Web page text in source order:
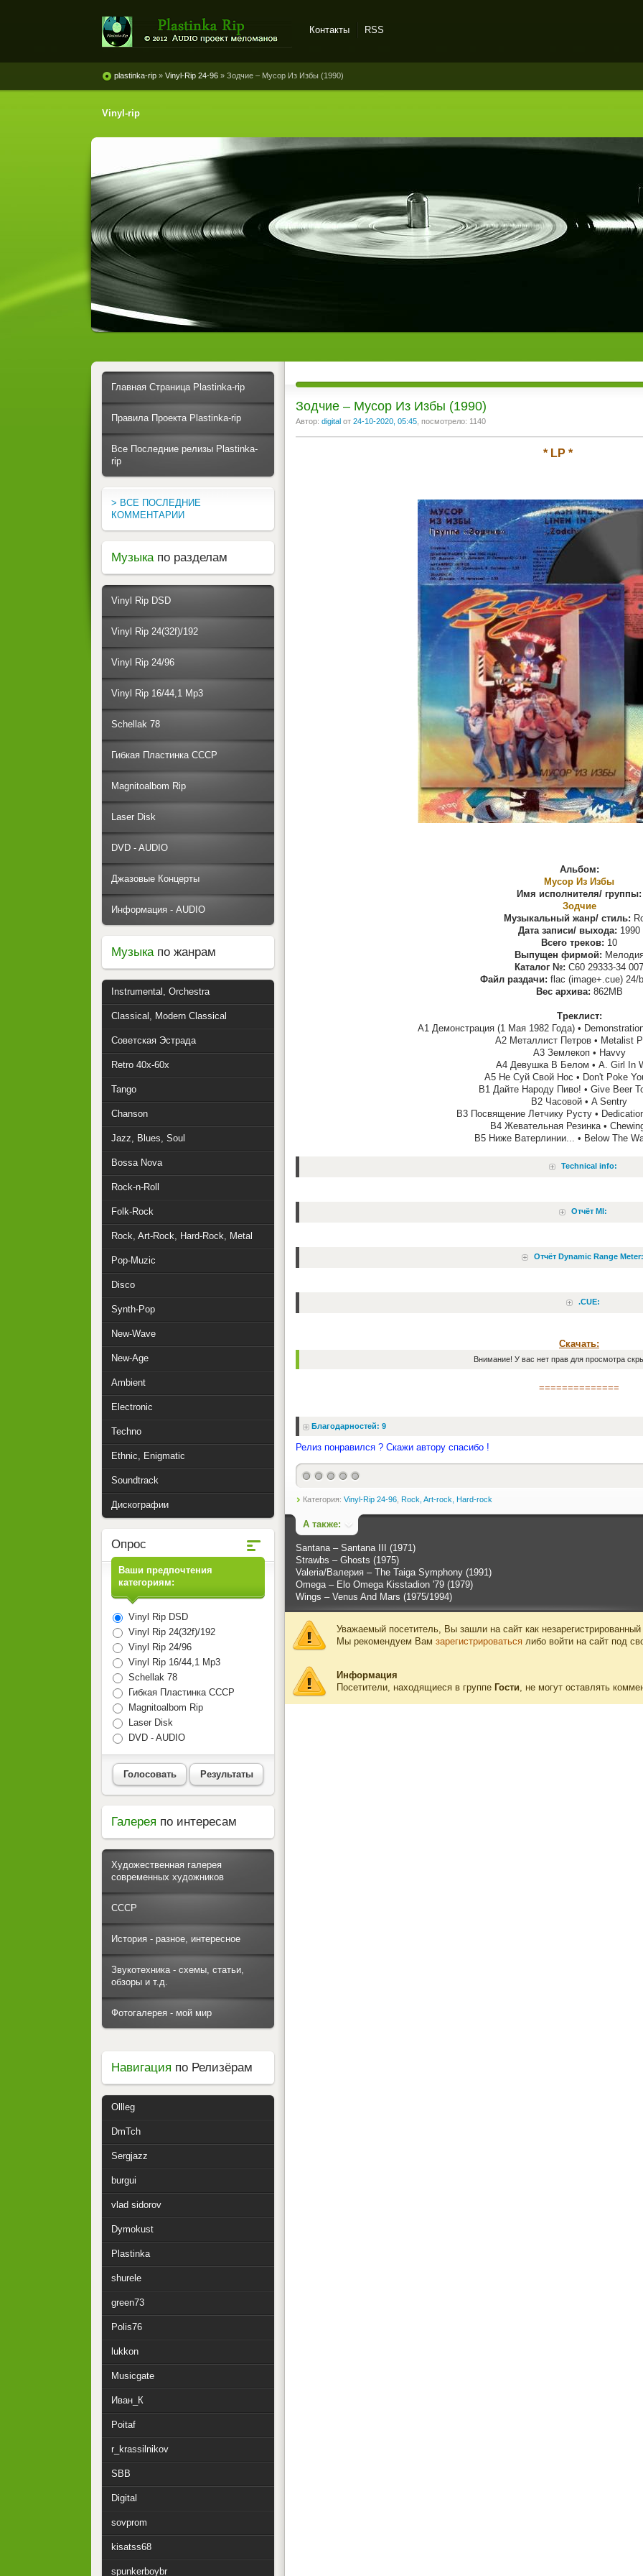
винила и магнитоальбомов
Контакты RSS
plastinka-rip » Vinyl-Rip 24-96 » Зодчие – Мусор Из Избы (1990)
Vinyl-rip
Зодчие – Мусор Из Избы (1990)
Автор: digital от 24-10-2020, 05:45 , посмотрело: 1140
* LP *
Альбом:
Мусор Из Избы
Имя исполнителя/ группы:
Зодчие
Музыкальный жанр/ стиль:
Дата записи/ выхода: 1990
Всего треков: 10
Выпущен фирмой:
Каталог №: С60 29333-34 007
Файл раздачи: flac (image+.cue) 24/
Вес архива: 862MB
Треклист:
A1 Демонстрация (1 Мая 1982 Года) •
A2 Металлист Петров • Metalist
A3 Землекоп • Havvy
A4 Девушка В Белом • A. Girl In
A5 Не Суй Свой Нос • Don't Poke
B1 Дайте Народу Пиво! • Give Beer
B2 Часовой • A Sentry
B3 Посвящение Летчику Русту •
B4 Жевательная Резинка •
B5 Ниже Ватерлинии... • Below The
Technical info:
Отчёт MI:
Отчёт Dynamic Range Meter:
.CUE:
Скачать:
Внимание! У вас нет прав для просмотра
==============
Благодарностей: 9
Релиз понравился ? Скажи автору спасибо !
Категория: Vinyl-Rip 24-96 Rock, Art-rock, Hard-rock
А также:
Santana – Santana III (1971)
Strawbs – Ghosts (1975)
Valeria/Валерия – The Taiga Symphony (1991)
Omega – Elo Omega Kisstadion '79 (1979)
Wings – Venus And Mars (1975/1994)
Уважаемый посетитель, Вы зашли на сайт как
Мы рекомендуем Вам зарегистрироваться либо войти на сайт под
Информация
Посетители, находящиеся в группе Гости, не могут оставлять
Главная Страница Plastinka-rip
Правила Проекта Plastinka-rip
Все Последние релизы Plastinka-
rip
> ВСЕ ПОСЛЕДНИЕ
КОММЕНТАРИИ
Музыка по разделам
Vinyl Rip DSD
Vinyl Rip 24(32f)/192
Vinyl Rip 24/96
Vinyl Rip 16/44,1 Mp3
Schellak 78
Гибкая Пластинка СССР
Magnitoalbom Rip
Laser Disk
DVD - AUDIO
Джазовые Концерты
Информация - AUDIO
Музыкапо жанрам
Instrumental, Orchestra
Classical, Modern Classical
Советская Эстрада
Retro 40x-60x
Tango
Chanson
Jazz, Blues, Soul
Bossa Nova
Rock-n-Roll
Folk-Rock
Rock, Art-Rock, Hard-Rock, Metal
Pop-Muzic
Disco
Synth-Pop
New-Wave
New-Age
Ambient
Electronic
Techno
Ethnic, Enigmatic
Soundtrack
Дискографии
Опрос
Ваши предпочтения
категориям:
Vinyl Rip DSD
Vinyl Rip 24(32f)/192
Vinyl Rip 24/96
Vinyl Rip 16/44,1 Mp3
Schellak 78
Гибкая Пластинка СССР
Magnitoalbom Rip
Laser Disk
DVD - AUDIO
Голосовать Результаты
Галерея по интересам
Художественная галерея
современных художников
СССР
История - разное, интересное
Звукотехника - схемы, статьи,
обзоры и т.д.
Фотогалерея - мой мир
Навигация по Релизёрам
Ollleg
DmTch
Sergjazz
burgui
vlad sidorov
Dymokust
Plastinka
shurele
green73
Polis76
lukkon
Musicgate
Иван_К
Poitaf
r_krassilnikov
SBB
Digital
sovprom
kisatss68
spunkerboybr